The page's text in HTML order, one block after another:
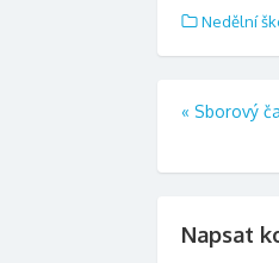
Nedělní
« Sborový
Napsat